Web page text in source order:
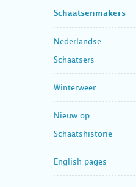
Schaatsenmakers
Nederlandse
Schaatsers
Winterweer
Nieuw op
Schaatshistorie
English pages